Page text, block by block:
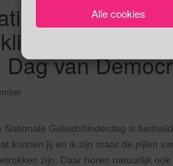
Alle cookies
|
van
Geluidshinderdag is
kunnen jij en ik zijn maar de pijlen
zijn. Daar horen natuurlijk